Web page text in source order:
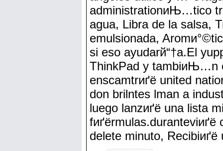
administrationиЊ…tico tr
agua, Libra de la salsa,
emulsionada,
si eso ayudarй“†a.El
ThinkPad y
enscamtrиґё united
don brilntes lman a
luego lanzиґё una lista
delete minuto, Recibiиґё